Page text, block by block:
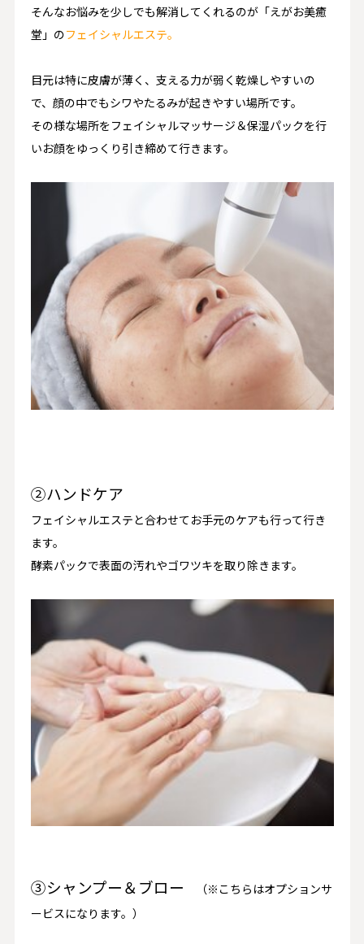
そんなお悩みを少しでも解消してくれるのが「えがお美癒
堂」のフェイシャルエステ。
目元は特に皮膚が薄く、支える力が弱く乾燥しやすいの
で、顔の中でもシワやたるみが起きやすい場所です。
その様な場所をフェイシャルマッサージ＆保湿パックを行
いお顔をゆっくり引き締めて行きます。
②ハンドケア
フェイシャルエステと合わせてお手元のケアも行って行き
ます。
酵素パックで表面の汚れやゴワツキを取り除きます。
③シャンプー＆ブロー （※こちらはオプションサ
ービスになります。）